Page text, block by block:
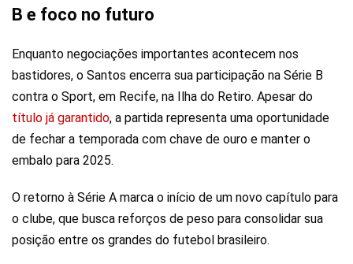
B e foco no futuro
Enquanto negociações importantes acontecem nos
bastidores, o Santos encerra sua participação na Série B
contra o Sport, em Recife, na Ilha do Retiro. Apesar do
título já garantido, a partida representa uma oportunidade
de fechar a temporada com chave de ouro e manter o
embalo para 2025.
O retorno à Série A marca o início de um novo capítulo para
o clube, que busca reforços de peso para consolidar sua
posição entre os grandes do futebol brasileiro.